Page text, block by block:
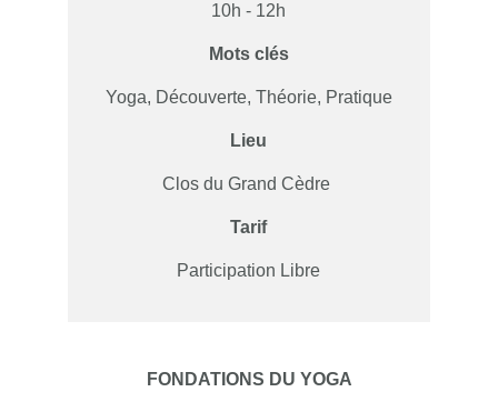
10h - 12h
Mots clés
Yoga, Découverte, Théorie, Pratique
Lieu
Clos du Grand Cèdre
Tarif
Participation Libre
FONDATIONS DU YOGA